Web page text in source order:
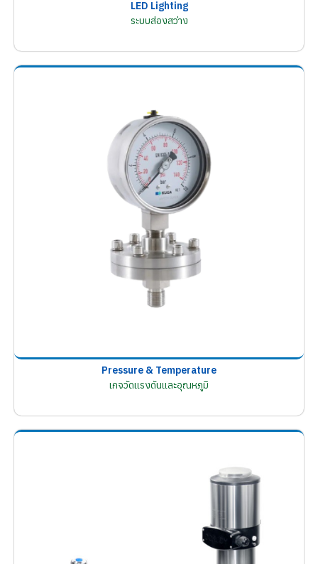
LED Lighting
ระบบส่องสว่าง
Pressure & Temperature
เกจวัดแรงดันและอุณหภูมิ